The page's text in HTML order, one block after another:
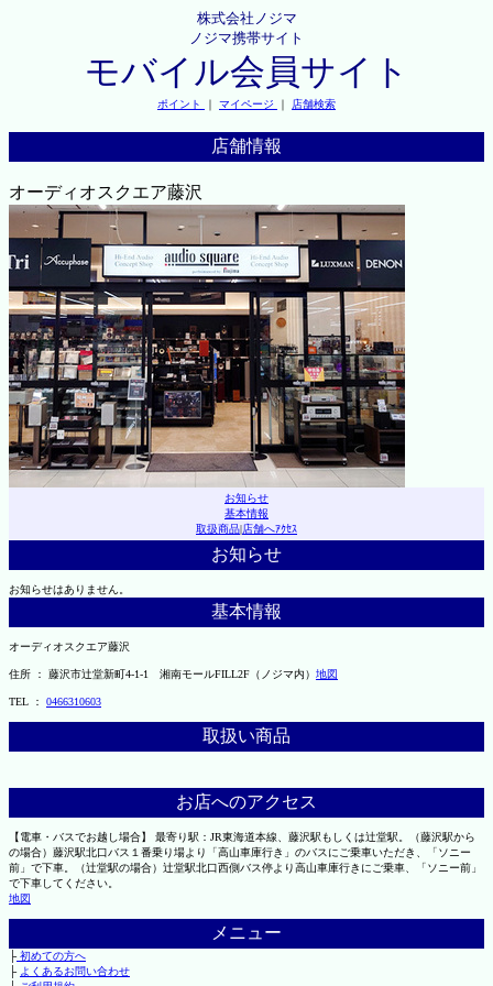
株式会社ノジマ
ノジマ携帯サイト
モバイル会員サイト
ポイント ｜ マイページ ｜ 店舗検索
店舗情報
オーディオスクエア藤沢
お知らせ
基本情報
取扱商品|店舗へｱｸｾｽ
お知らせ
お知らせはありません。
基本情報
オーディオスクエア藤沢
住所 ： 藤沢市辻堂新町4-1-1 湘南モールFILL2F（ノジマ内） 地図
TEL ： 0466310603
取扱い商品
お店へのアクセス
【電車・バスでお越し場合】 最寄り駅：JR東海道本線、藤沢駅もしくは辻堂駅。（藤沢駅から
の場合）藤沢駅北口バス１番乗り場より「高山車庫行き」のバスにご乗車いただき、「ソニー
前」で下車。（辻堂駅の場合）辻堂駅北口西側バス停より高山車庫行きにご乗車、「ソニー前」
で下車してください。
地図
メニュー
├初めての方へ
├ よくあるお問い合わせ